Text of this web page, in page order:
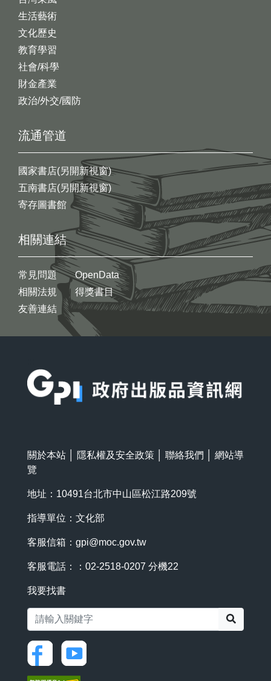
生活藝術
文化歷史
教育學習
社會/科學
財金產業
政治/外交/國防
流通管道
國家書店(另開新視窗)
五南書店(另開新視窗)
寄存圖書館
相關連結
常見問題
相關法規
友善連結
OpenData
得獎書目
關於本站 隱私權及安全政策 聯絡我們
網站導
覽
地址：10491台北市中山區松江路209號
指導單位：文化部
客服信箱： gpi@moc.gov.tw
客服電話：：02-2518-0207 分機22
我要找書